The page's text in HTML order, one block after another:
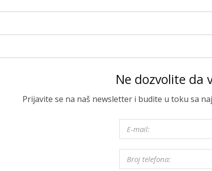
Ne dozvolite da
Prijavite se na naš newsletter i budite u toku sa